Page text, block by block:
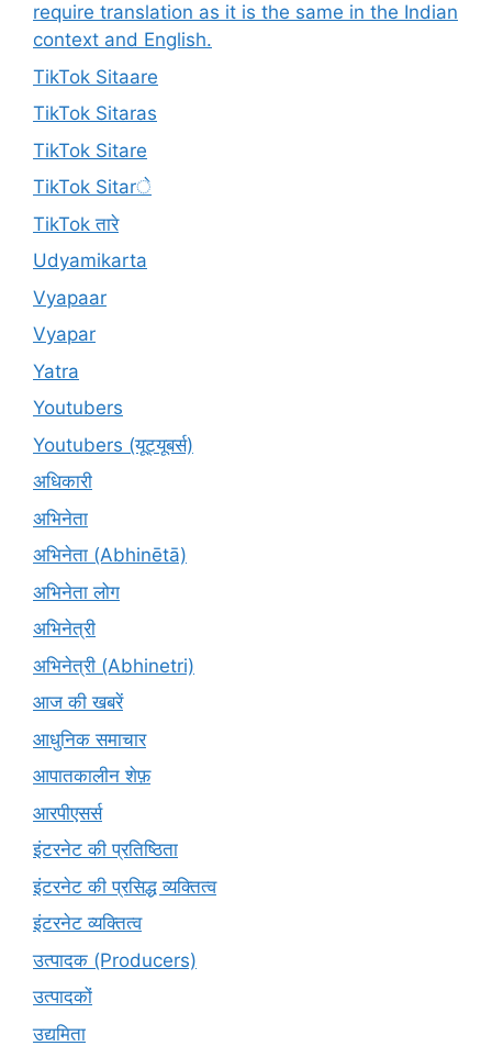
require translation as it is the same in the Indian
context and English.
TikTok Sitaare
TikTok Sitaras
TikTok Sitare
TikTok Sitarे
TikTok तारे
Udyamikarta
Vyapaar
Vyapar
Yatra
Youtubers
Youtubers (यूट्यूबर्स)
अधिकारी
अभिनेता
अभिनेता (Abhinētā)
अभिनेता लोग
अभिनेत्री
अभिनेत्री (Abhinetri)
आज की खबरें
आधुनिक समाचार
आपातकालीन शेफ़
आरपीएसर्स
इंटरनेट की प्रतिष्ठिता
इंटरनेट की प्रसिद्ध व्यक्तित्व
इंटरनेट व्यक्तित्व
उत्पादक (Producers)
उत्पादकों
उद्यमिता